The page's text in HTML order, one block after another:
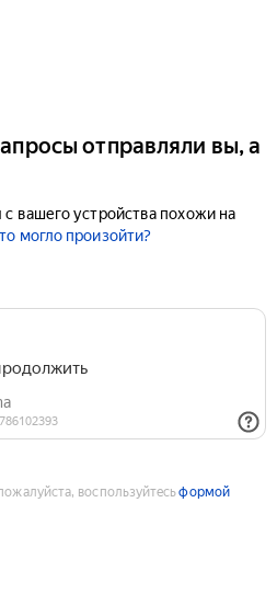
отправляли вы, а
вашего устройства похожи на
могло произойти?
воспользуйтесьформой